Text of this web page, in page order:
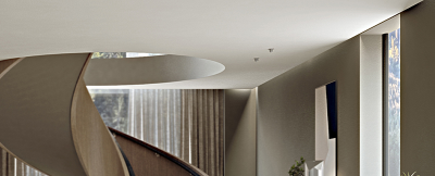
VISION MESITAS
DESCARGAR
Ya tienes la contraseñaSolicitar contraseña